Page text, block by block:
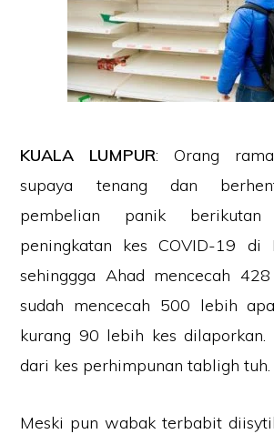
KUALA LUMPUR: Orang
supaya tenang dan
pembelian panik berikutan
peningkatan kes COVID-19 di
sehinggga Ahad mencecah
sudah mencecah 500 lebih
kurang 90 lebih kes dilaporkan.
dari kes perhimpunan tabligh tuh.
Meski pun wabak terbabit